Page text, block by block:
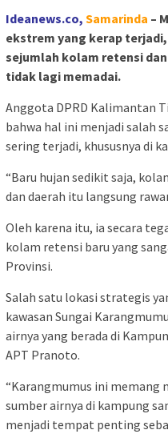
Ideanews.co, Samarinda –
ekstrem yang kerap
sejumlah kolam retensi
tidak lagi memadai.
Anggota DPRD Kalimantan
bahwa hal ini menjadi salah
sering terjadi, khususnya di
“Baru hujan sedikit saja,
dan daerah itu langsung
Oleh karena itu, ia secara
kolam retensi baru yang
Provinsi.
Salah satu lokasi strategis
kawasan Sungai
airnya yang berada di
APT Pranoto.
“Karangmumus ini memang
sumber airnya di kampung
menjadi tempat penting